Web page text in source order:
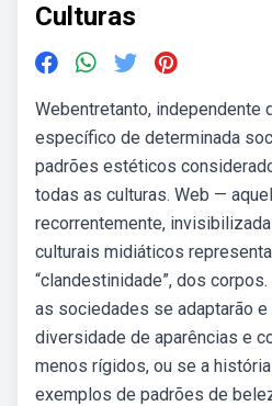
Culturas
Webentretanto, independente
específico de determinada
padrões estéticos
todas as culturas. Web —
recorrentemente,
culturais midiáticos
“clandestinidade”, dos
as sociedades se adaptarão
diversidade de aparências e
menos rígidos, ou se a
exemplos de padrões de